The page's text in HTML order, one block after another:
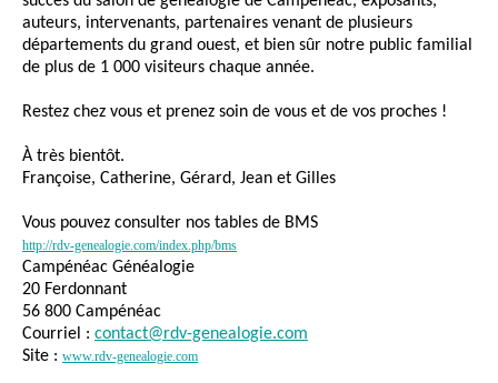
auteurs, intervenants, partenaires venant de plusieurs
départements du grand ouest, et bien sûr notre public familial
de plus de 1 000 visiteurs chaque année.
Restez chez vous et prenez soin de vous et de vos proches !
À très bientôt.
Françoise, Catherine, Gérard, Jean et Gilles
Vous pouvez consulter nos tables de BMS
http://rdv-genealogie.com/index.php/bms
Campénéac Généalogie
20 Ferdonnant
56 800 Campénéac
Courriel : contact@rdv-genealogie.com
Site : www.rdv-genealogie.com